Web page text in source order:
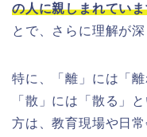
の人に親しまれてい
とで、さらに理解が深
特に、「離」には「
「散」には「散る」
方は、教育現場や日